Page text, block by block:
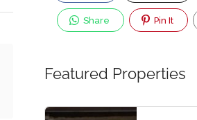
Share Pin It
Featured Properties